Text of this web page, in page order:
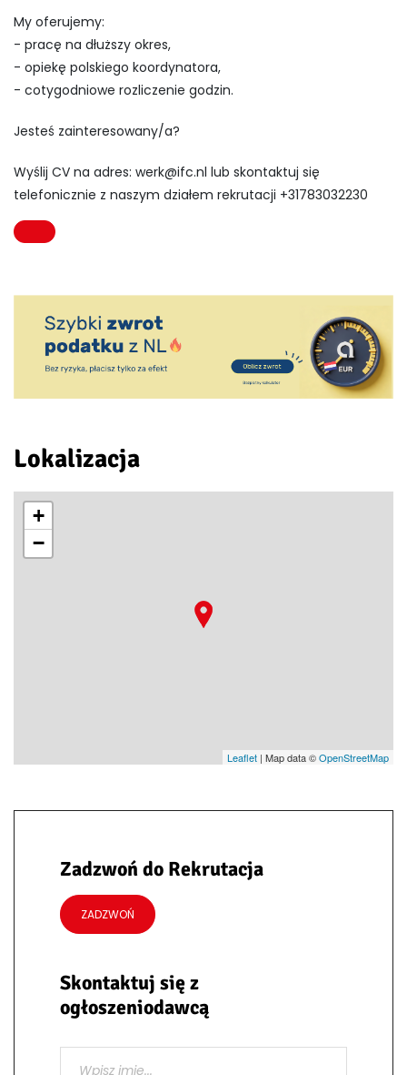
My oferujemy:
- pracę na dłuższy okres,
- opiekę polskiego koordynatora,
- cotygodniowe rozliczenie godzin.
Jesteś zainteresowany/a?
Wyślij CV na adres: werk@ifc.nl lub skontaktuj się
telefonicznie z naszym działem rekrutacji +31783032230
Lokalizacja
+
−
Leaflet | Map data ©OpenStreetMap
Zadzwoń do Rekrutacja
ZADZWOŃ
Skontaktuj się z
ogłoszeniodawcą